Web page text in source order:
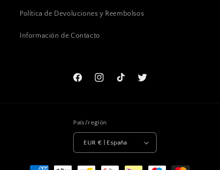
Política de Devoluciones y Reembolsos
Información de Contacto
FacebookInstagramTikTok Twitter
País/región
EUR € | España
Formas